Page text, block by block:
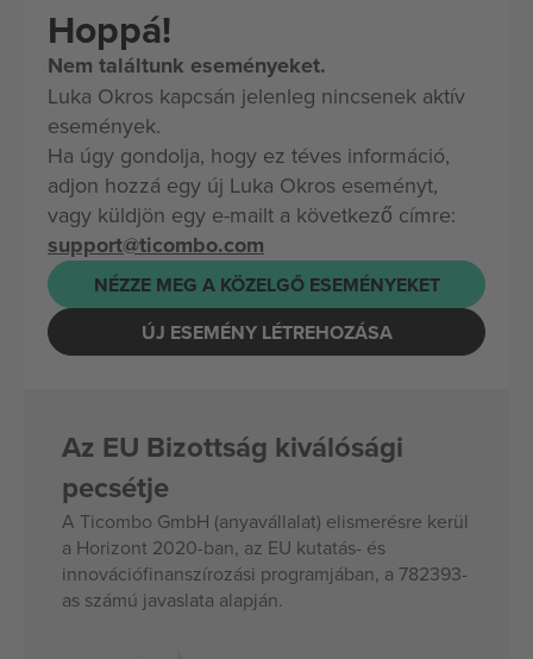
Hoppá!
Nem találtunk eseményeket.
Luka Okros kapcsán jelenleg nincsenek aktív
események.
Ha úgy gondolja, hogy ez téves információ,
adjon hozzá egy új Luka Okros eseményt,
vagy küldjön egy e-mailt a következő címre:
support@ticombo.com
NÉZZE MEG A KÖZELGŐ ESEMÉNYEKET
ÚJ ESEMÉNY LÉTREHOZÁSA
Az EU Bizottság kiválósági
pecsétje
A Ticombo GmbH (anyavállalat) elismerésre kerül
a Horizont 2020-ban, az EU kutatás- és
innovációfinanszírozási programjában, a 782393-
as számú javaslata alapján.